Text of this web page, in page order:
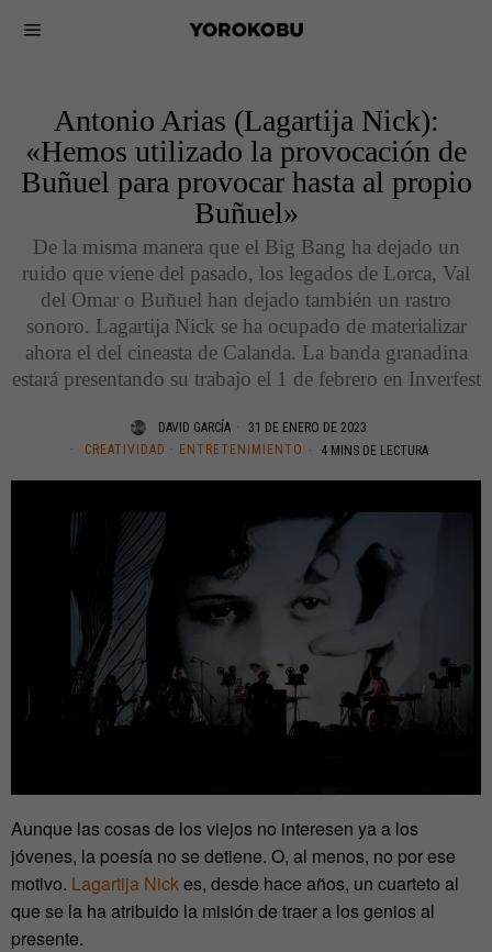
Antonio Arias (Lagartija Nick):
«Hemos utilizado la provocación de
Buñuel para provocar hasta al propio
Buñuel»
De la misma manera que el Big Bang ha dejado un
ruido que viene del pasado, los legados de Lorca, Val
del Omar o Buñuel han dejado también un rastro
sonoro. Lagartija Nick se ha ocupado de materializar
ahora el del cineasta de Calanda. La banda granadina
estará presentando su trabajo el 1 de febrero en Inverfest
DAVID GARCÍA
31 DE ENERO DE 2023
CREATIVIDAD · ENTRETENIMIENTO 4 MINS DE LECTURA
Aunque las cosas de los viejos no interesen ya a los
jóvenes, la poesía no se detiene. O, al menos, no por ese
motivo. Lagartija Nickes, desde hace años, un cuarteto al
que se la ha atribuido la misión de traer a los genios al
presente.